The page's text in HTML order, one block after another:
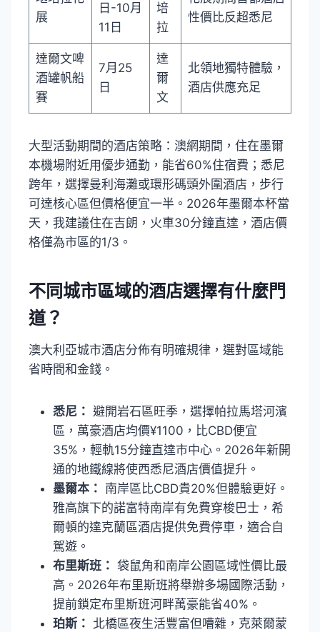
展
日-10月
11日
培
拉
性價比反超悉尼
達爾文啤
酒罐帆船
賽
7月25
日
達
爾
文
北領地獨特體驗，
酒店供應充足
大型活動期間的酒店策略：澳網期間，住在墨爾
本機場附近用優步通勤，能省60%住宿費；悉尼
跨年，選擇曼利海灘或環形碼頭外圍酒店，步行
可達核心區但價格便宜一半。2026年墨爾本杯當
天，我建議住在吉朗，火車30分鐘直達，酒店價
格僅為市區的1/3。
不同城市區域的酒店選擇有什麼門
道？
澳大利亞城市酒店分佈有明確規律，選對區域能
省時間和金錢。
悉尼： 避開岩石區旺季，選擇帕拉馬塔河濱
區，萬豪酒店均價¥1100，比CBD便宜
35%，輕軌15分鐘直達市中心。2026年新開
通的地鐵線將使西悉尼酒店價值提升。
墨爾本： 南岸區比CBD貴20%但體驗更好。
雅高旗下的諾富特南岸有免費穿梭巴士，希
爾頓的達克蘭區酒店提供免費停車，適合自
駕遊。
布里斯班： 袋鼠角和南岸公園區域性價比最
高。2026年布里斯班將舉辦多場國際活動，
提前鎖定布里斯班河畔萬豪能省40%。
珀斯： 北橋區夜生活豐富但嘈雜，克萊爾蒙